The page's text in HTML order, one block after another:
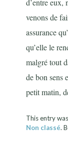
d’entre eux,
venons de
assurance
qu’elle le
malgré tout
de bon sens
petit matin,
This entry
Non classé.